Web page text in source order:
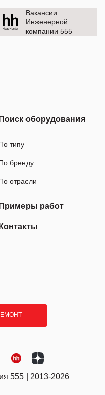
Вакансии
Инженерной
компании 555
Поиск оборудования
типу
бренду
отрасли
Примеры работ
Контакты
555 | 2013-2026